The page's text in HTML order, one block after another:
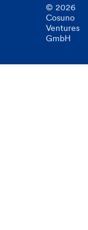
© 2026
Cosuno
Ventures
GmbH